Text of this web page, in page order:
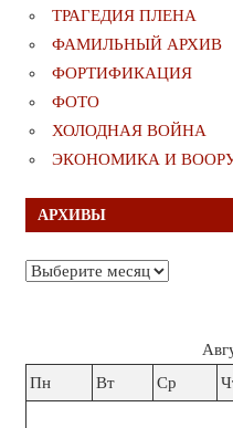
ТРАГЕДИЯ ПЛЕНА
ФАМИЛЬНЫЙ АРХИВ
ФОРТИФИКАЦИЯ
ФОТО
ХОЛОДНАЯ ВОЙНА
ЭКОНОМИКА И
АРХИВЫ
Архивы
Пн
Вт Ср